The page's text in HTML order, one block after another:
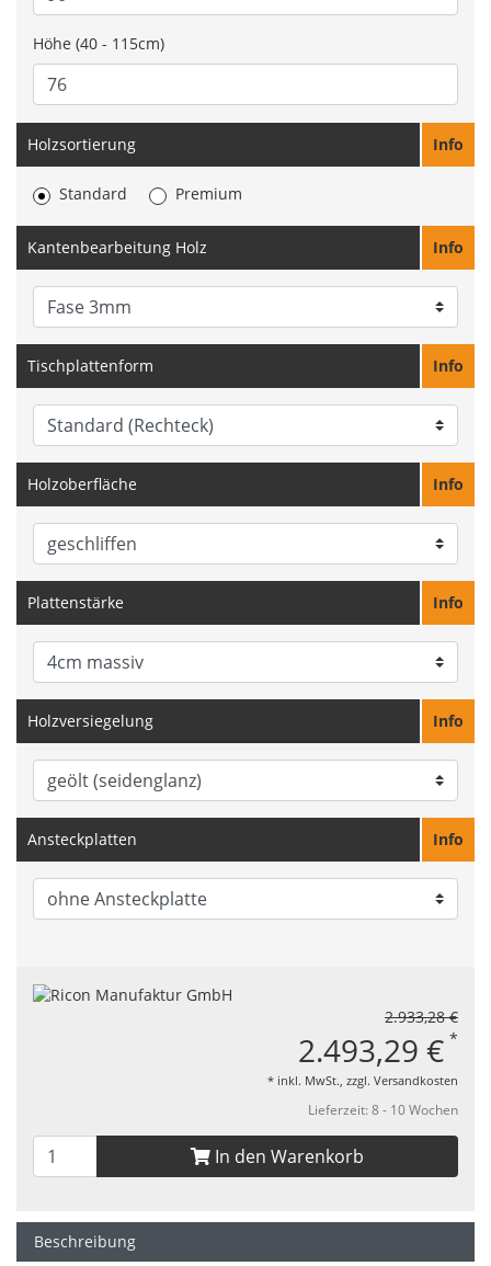
Höhe (40 - 115cm)
Holzsortierung Info
Standard Premium
Kantenbearbeitung Holz Info
Tischplattenform Info
Holzoberfläche Info
Plattenstärke Info
Holzversiegelung Info
Ansteckplatten Info
2.933,28 €
2.493,29 € *
* inkl. MwSt., zzgl. Versandkosten
Lieferzeit: 8 - 10 Wochen
In den Warenkorb
Beschreibung